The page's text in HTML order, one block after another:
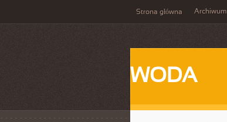
Strona główna Archiwum
WODA